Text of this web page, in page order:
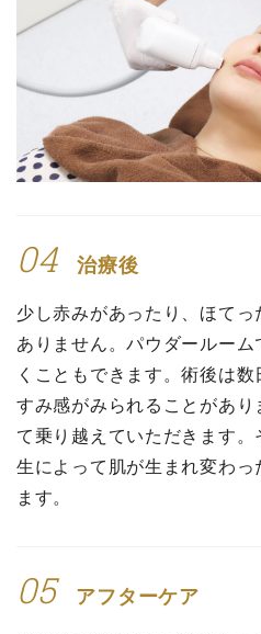
04 治療後
少し赤みがあったり、ほて
ありません。パウダールー
くこともできます。術後は数
すみ感がみられることがあ
て乗り越えていただきます
生によって肌が生まれ変わ
ます。
05 アフターケア